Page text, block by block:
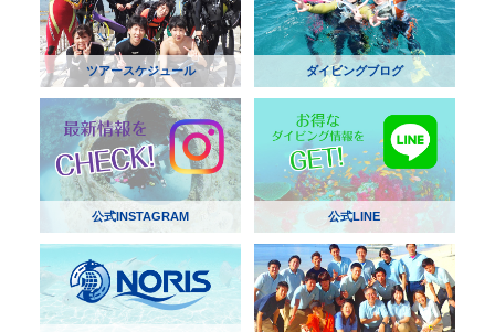
ツアースケジュール ダイビングブログ
公式INSTAGRAM 公式LINE